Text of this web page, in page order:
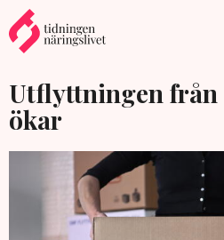
Utflyttningen från
ökar